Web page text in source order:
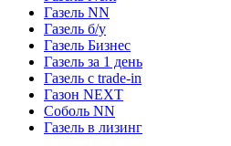
Газель NN
Газель б/у
Газель Бизнес
Газель за 1 день
Газель с trade-in
Газон NEXT
Соболь NN
Газель в лизинг